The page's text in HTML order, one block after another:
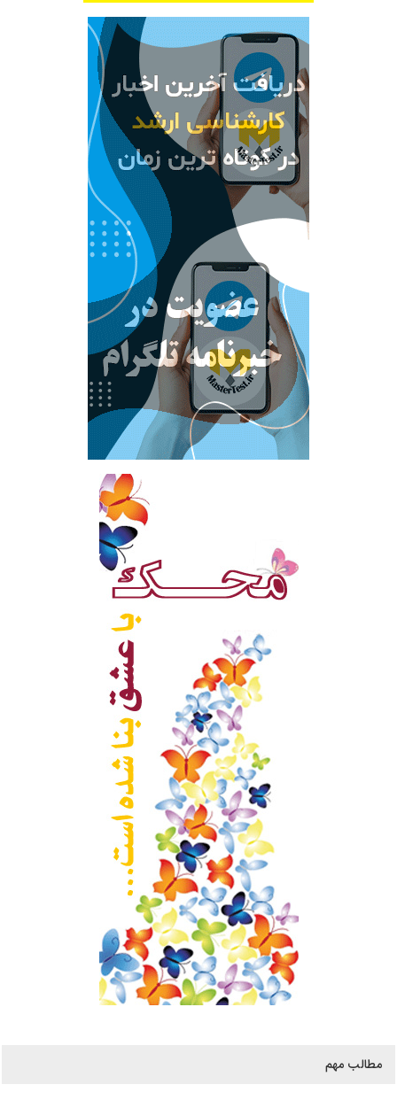
مطالب مهم